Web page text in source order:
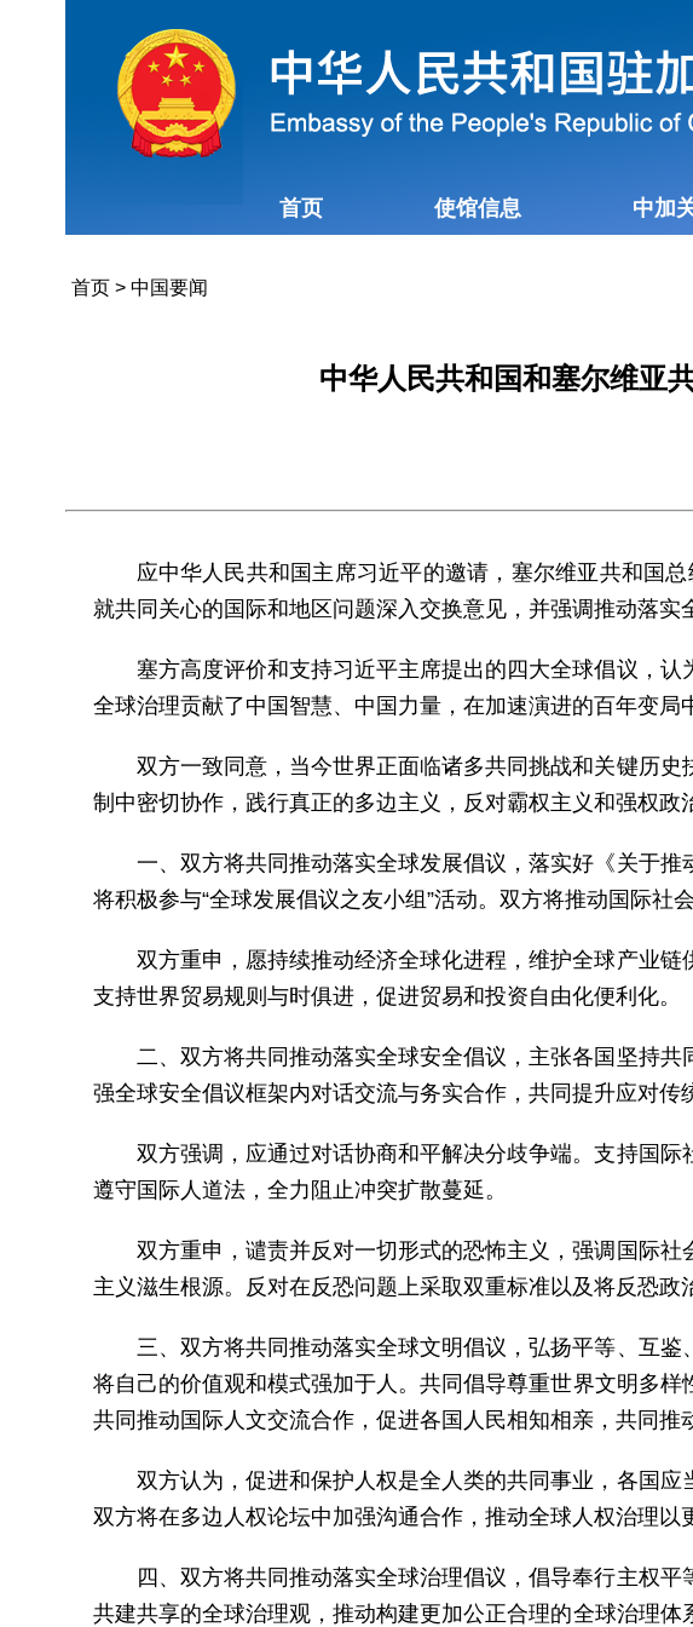
首页 使馆信息 中加
首页> 中国要闻
中华人民共和国和塞尔维亚
应中华人民共和国主席习近平的邀请，塞尔维亚共和国
就共同关心的国际和地区问题深入交换意见，并强调推动落
塞方高度评价和支持习近平主席提出的四大全球倡议，
全球治理贡献了中国智慧、中国力量，在加速演进的百年变局
双方一致同意，当今世界正面临诸多共同挑战和关键历
制中密切协作，践行真正的多边主义，反对霸权主义和强权
一、双方将共同推动落实全球发展倡议，落实好《关于
将积极参与“全球发展倡议之友小组”活动。双方将推动国际社
双方重申，愿持续推动经济全球化进程，维护全球产业
支持世界贸易规则与时俱进，促进贸易和投资自由化便利化。
二、双方将共同推动落实全球安全倡议，主张各国坚持
强全球安全倡议框架内对话交流与务实合作，共同提升应对
双方强调，应通过对话协商和平解决分歧争端。支持国
遵守国际人道法，全力阻止冲突扩散蔓延。
双方重申，谴责并反对一切形式的恐怖主义，强调国际
主义滋生根源。反对在反恐问题上采取双重标准以及将反恐
三、双方将共同推动落实全球文明倡议，弘扬平等、互
将自己的价值观和模式强加于人。共同倡导尊重世界文明多
共同推动国际人文交流合作，促进各国人民相知相亲，共同推
双方认为，促进和保护人权是全人类的共同事业，各国
双方将在多边人权论坛中加强沟通合作，推动全球人权治理以
四、双方将共同推动落实全球治理倡议，倡导奉行主权
共建共享的全球治理观，推动构建更加公正合理的全球治理